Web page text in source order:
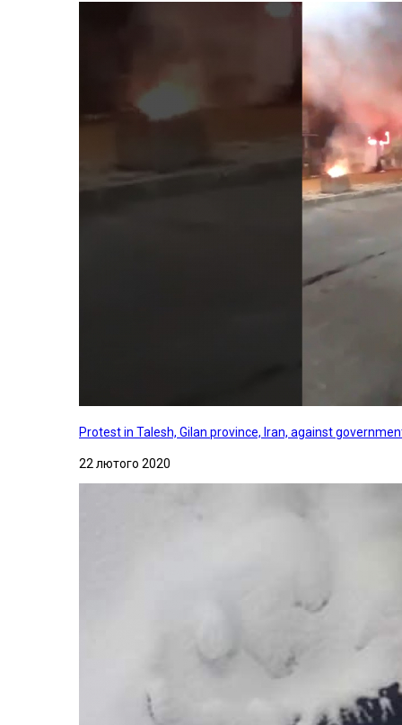
Protest in Talesh, Gilan province, Iran, against
22 лютого 2020